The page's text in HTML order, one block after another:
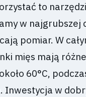
to
w najgrubszej
pomiar. W
mięs mają
60°C,
Inwestycja w